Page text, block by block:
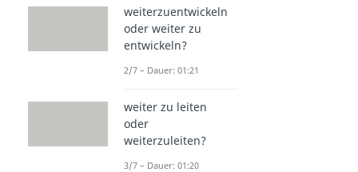
weiterzuentwickeln
oder weiter zu
entwickeln?
2/7 – Dauer: 01:21
weiter zu leiten
oder
weiterzuleiten?
3/7 – Dauer: 01:20